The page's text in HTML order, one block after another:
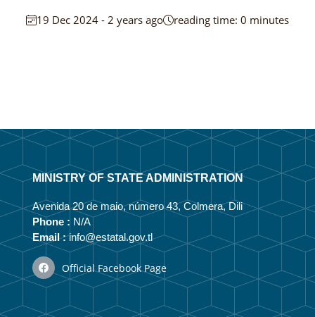
19 Dec 2024 - 2 years ago reading time: 0 minutes
MINISTRY OF STATE ADMINISTRATION
Avenida 20 de maio, número 43, Colmera, Dili
Phone : N/A
Email :info@estatal.gov.tl
Official Facebook Page